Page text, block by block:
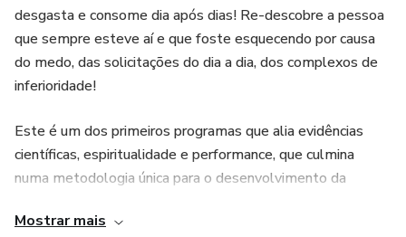
desgasta e consome dia após dias! Re-descobre a pessoa
que sempre esteve aí e que foste esquecendo por causa
do medo, das solicitações do dia a dia, dos complexos de
inferioridade!
Este é um dos primeiros programas que alia evidências
científicas, espiritualidade e performance, que culmina
numa metodologia única para o desenvolvimento da
mudar, a transformar-te.
Mostrar mais